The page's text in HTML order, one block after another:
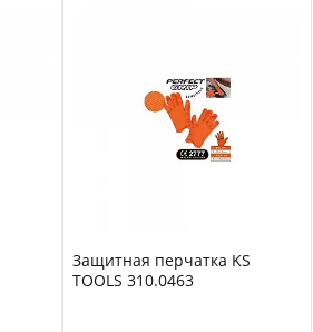
Защитная перчатка KS
TOOLS 310.0463